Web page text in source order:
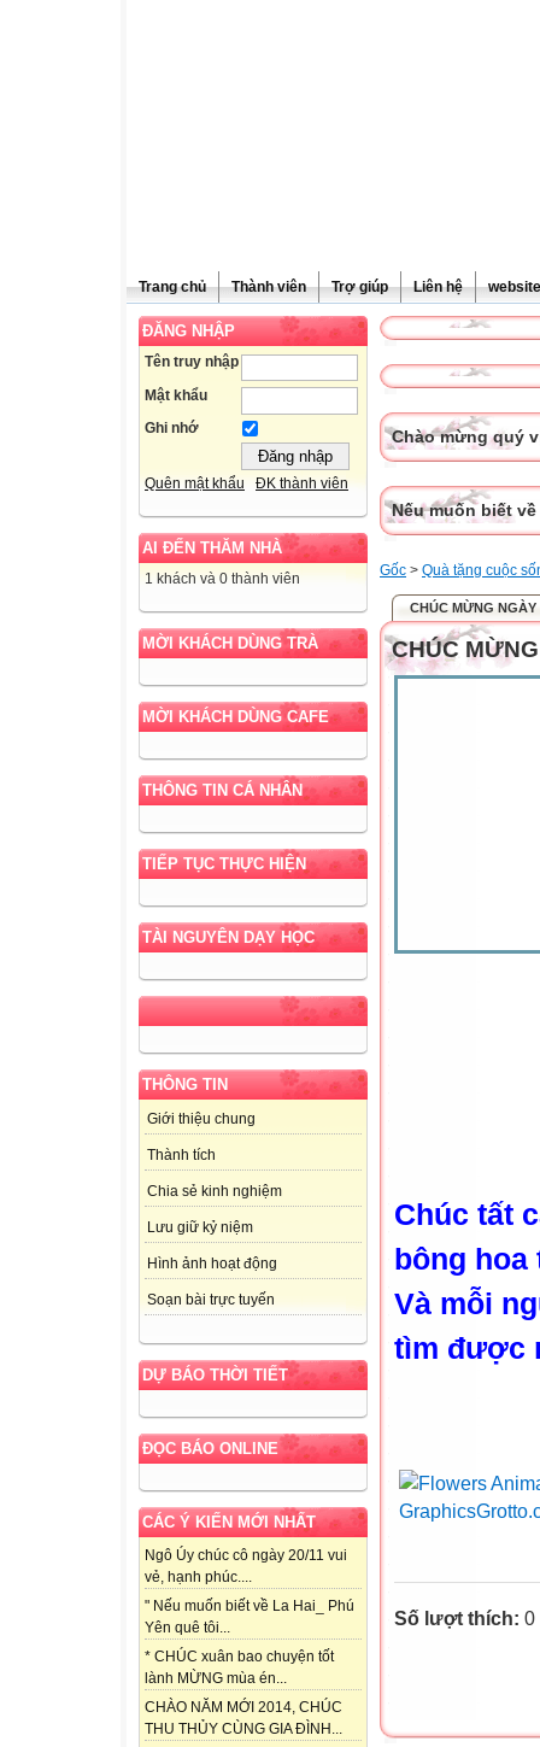
Trang chủ Thành viên Trợ giúp Liên hệ
ĐĂNG NHẬP
Tên truy nhập
Mật khẩu
Ghi nhớ
Quên mật khẩu ĐK thành viên
AI ĐẾN THĂM NHÀ
1 khách và 0 thành viên
MỜI KHÁCH DÙNG TRÀ
MỜI KHÁCH DÙNG CAFE
THÔNG TIN CÁ NHÂN
TIẾP TỤC THỰC HIỆN
TÀI NGUYÊN DẠY HỌC
THÔNG TIN
Giới thiệu chung
Thành tích
Chia sẻ kinh nghiệm
Lưu giữ kỷ niệm
Hình ảnh hoạt động
Soạn bài trực tuyến
DỰ BÁO THỜI TIẾT
ĐỌC BÁO ONLINE
CÁC Ý KIẾN MỚI NHẤT
Ngô Úy chúc cô ngày 20/11 vui
vẻ, hạnh phúc....
" Nếu muốn biết về La Hai_ Phú
Yên quê tôi...
* CHÚC xuân bao chuyện tốt
lành MỪNG mùa én...
CHÀO NĂM MỚI 2014, CHÚC
THU THỦY CÙNG GIA ĐÌNH...
Chào mừng quý
Nếu muốn biết
Gốc > Quà tặng cuộc
CHÚC MỪNG
CHÚC
Chúc tất
bông
Và mỗi
tìm được
Số lượt thích: 0